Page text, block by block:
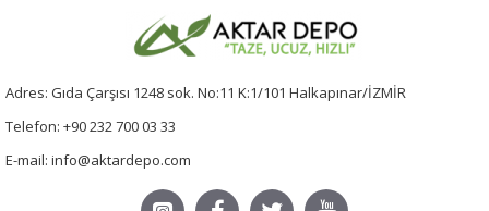
Adres: Gıda Çarşısı 1248 sok. No:11 K:1/101 Halkapınar/İZMİR
Telefon: +90 232 700 03 33
E-mail: info@aktardepo.com